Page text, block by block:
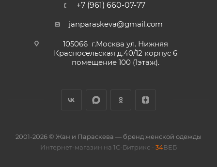
+7 (961) 660-07-77
janparaskeva@gmail.com
105066 г.Москва ул. Нижняя
Красносельская д.40/12 корпус 6
помещение 100 (1этаж).
2001-2026 © Жан и Параскева — бренд женской одежды
Интернет-магазин на 1С-Битрикс - 34ВЕБ